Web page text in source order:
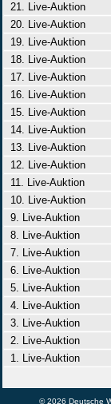
21. Live-Auktion
20. Live-Auktion
19. Live-Auktion
18. Live-Auktion
17. Live-Auktion
16. Live-Auktion
15. Live-Auktion
14. Live-Auktion
13. Live-Auktion
12. Live-Auktion
11. Live-Auktion
10. Live-Auktion
9. Live-Auktion
8. Live-Auktion
7. Live-Auktion
6. Live-Auktion
5. Live-Auktion
4. Live-Auktion
3. Live-Auktion
2. Live-Auktion
1. Live-Auktion
© 2026 Deutsche